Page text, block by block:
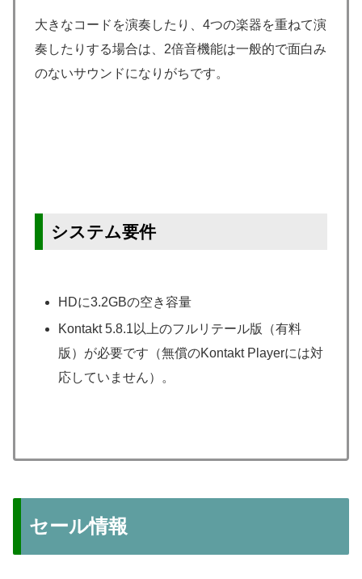
大きなコードを演奏したり、4つの楽器を重ねて演
奏したりする場合は、2倍音機能は一般的で面白み
のないサウンドになりがちです。
システム要件
HDに3.2GBの空き容量
Kontakt 5.8.1以上のフルリテール版（有料
版）が必要です（無償のKontakt Playerには対
応していません）。
セール情報